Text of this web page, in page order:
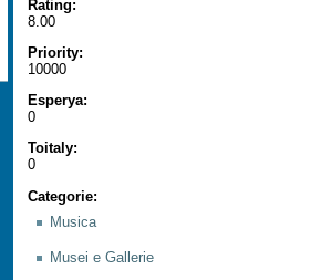
Rating:
8.00
Priority:
10000
Esperya:
0
Toitaly:
0
Categorie:
Musica
Musei e Gallerie